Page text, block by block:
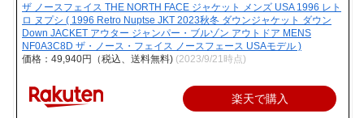
ザ ノースフェイス THE NORTH FACE ジャケット メンズ USA 1996 レト
ロ ヌプシ ( 1996 Retro Nuptse JKT 2023秋冬 ダウンジャケット ダウン
Down JACKET アウター ジャンパー・ブルゾン アウトドア MENS
NF0A3C8D ザ・ノース・フェイス ノースフェース USAモデル )
価格：49,940円（税込、送料無料) (2023/9/21時点)
楽天で購入